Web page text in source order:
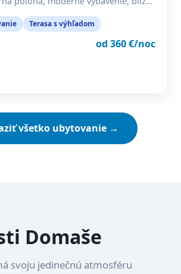
Terasa s výhľadom
od 360 €/noc
všetko ubytovanie →
Domaše
svoju jedinečnú atmosféru